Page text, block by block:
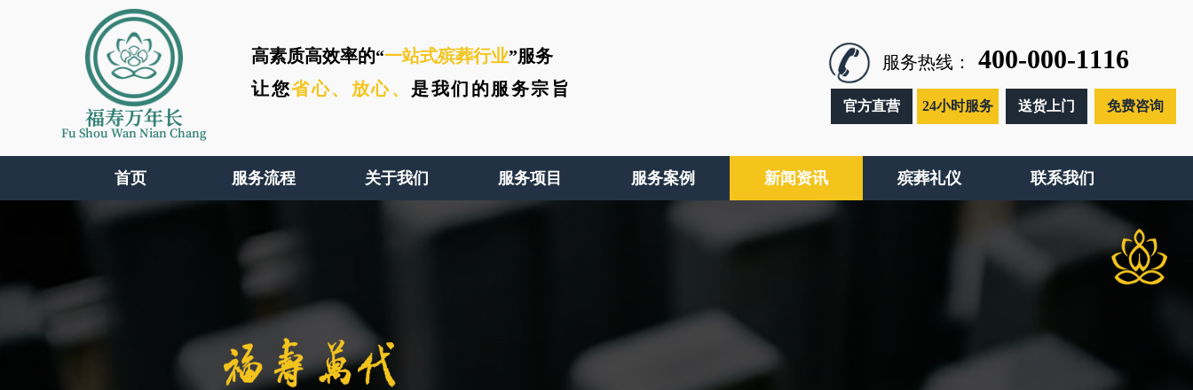
福寿万年长
Fu Shou Wan Nian Chang
高素质高效率的“一站式殡葬行业”服务
让您省心、 放心、 是我们的服务宗旨
服务热线： 400-000-1116
官方直营 24小时服务 送货上门 免费咨询
首页 服务流程 关于我们 服务项目 服务案例 新闻资讯 殡葬礼仪 联系我们